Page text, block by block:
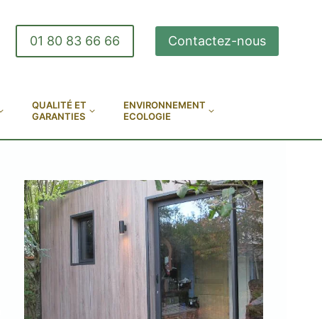
01 80 83 66 66 Contactez-nous
QUALITÉ ET
GARANTIES
ENVIRONNEMENT
ECOLOGIE